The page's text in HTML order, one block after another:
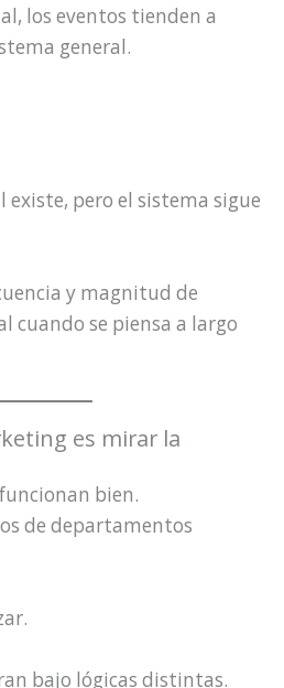
los eventos tienden a
general.
pero el sistema sigue
y magnitud de
cuando se piensa a largo
es mirar la
bien.
de departamentos
bajo lógicas distintas.